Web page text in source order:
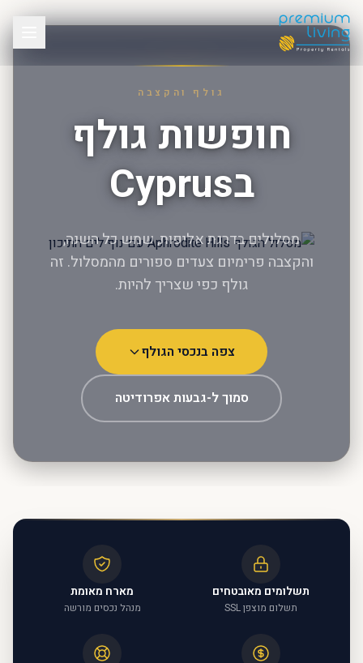
גולף והקצבה
חופשות גולף
בCyprus
מסלולים בדרגת אליפות, שמש כל השנה,
והקצבה פרימיום צעדים ספורים מהמסלול. זה
גולף כפי שצריך להיות.
צפה בנכסי הגולף
סמוך ל-גבעות אפרודיטה
תשלומים מאובטחים
תשלום מוצפן SSL
מארח מאומת
מנהל נכסים מורשה